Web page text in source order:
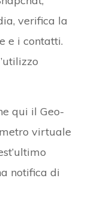
verifica la
e i contatti.
qui il Geo-
virtuale
notifica di